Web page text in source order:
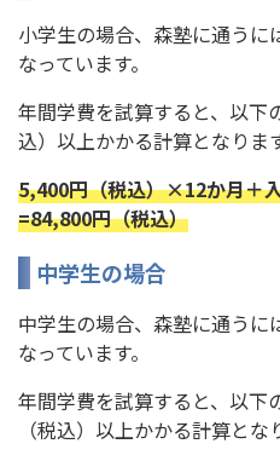
小学生の場合、森塾に通うに
なっています。
年間学費を試算すると、以下
込）以上かかる計算となります
5,400円（税込）×12か月＋
=84,800円（税込）
中学生の場合
中学生の場合、森塾に通うに
なっています。
年間学費を試算すると、以下
（税込）以上かかる計算とな